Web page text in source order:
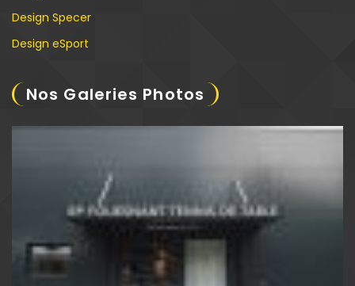
Design Specer
Design eSport
Nos Galeries Photos